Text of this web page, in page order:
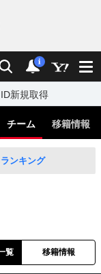
検索 通知
i
ID新規取得
チーム 移籍情報
ンキング
覧 移籍情報